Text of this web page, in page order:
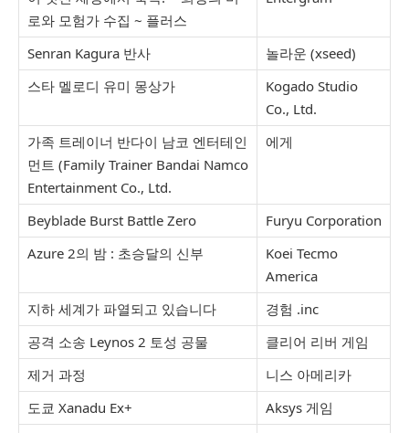
로와 모험가 수집 ~ 플러스
Senran Kagura 반사
놀라운 (xseed)
스타 멜로디 유미 몽상가
Kogado Studio
Co., Ltd.
가족 트레이너 반다이 남코 엔터테인
먼트 (Family Trainer Bandai Namco
Entertainment Co., Ltd.
에게
Beyblade Burst Battle Zero
Furyu Corporation
Azure 2의 밤 : 초승달의 신부
Koei Tecmo
America
지하 세계가 파열되고 있습니다
경험 .inc
공격 소송 Leynos 2 토성 공물
클리어 리버 게임
제거 과정
니스 아메리카
도쿄 Xanadu Ex+
Aksys 게임